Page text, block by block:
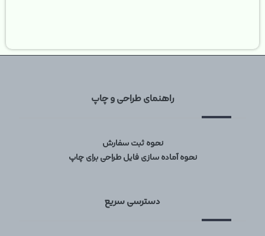
راهنمای طراحی و چاپ
نحوه ثبت سفارش
نحوه آماده سازی فایل طراحی برای چاپ
دسترسی سریع